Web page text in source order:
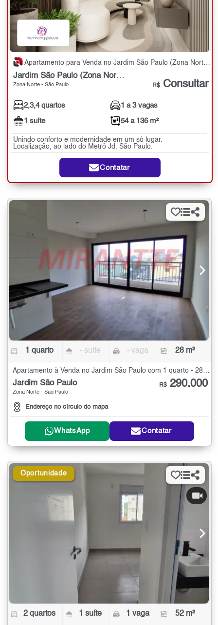
Apartamento para Venda no Jardim São Paulo (Zona Norte) com 2,3,4 quartos - 54 a 136 m²
Jardim São Paulo (Zona Norte)
Zona Norte - São Paulo R$ Consultar
2,3,4 quartos
1 suíte
1 a 3 vagas
54 a 136 m²
Unindo conforto e modernidade em um só lugar.
Localização, ao lado do Metrô Jd. São Paulo.
Contatar
1 quarto - suíte - vaga 28 m²
Apartamento à Venda no Jardim São Paulo com 1 quarto - 28 m²
Jardim São Paulo
Zona Norte - São Paulo
Endereço no círculo do mapa
R$ 290.000
WhatsApp Contatar
Oportunidade
2 quartos 1 suíte 1 vaga 52 m²